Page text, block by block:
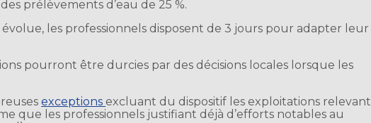
prélèvements d’eau de 25 %.
les professionnels disposent de 3 jours pour adapter leur
pourront être durcies par des décisions locales lorsque les
exceptions excluant du dispositif les exploitations relevant
que les professionnels justifiant déjà d’efforts notables au